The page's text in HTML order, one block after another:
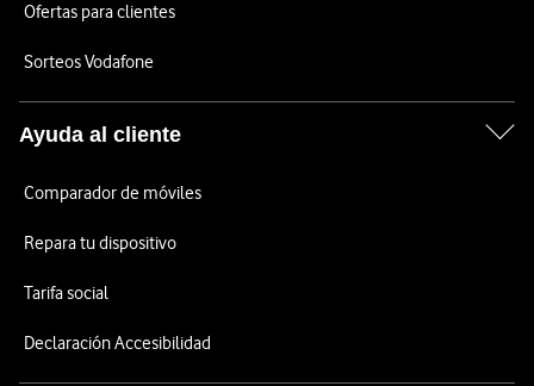
Ofertas para clientes
Sorteos Vodafone
Ayuda al cliente
Comparador de móviles
Repara tu dispositivo
Tarifa social
Declaración Accesibilidad